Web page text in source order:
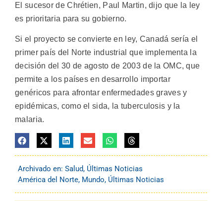
El sucesor de Chrétien, Paul Martin, dijo que la ley
es prioritaria para su gobierno.
Si el proyecto se convierte en ley, Canadá sería el
primer país del Norte industrial que implementa la
decisión del 30 de agosto de 2003 de la OMC, que
permite a los países en desarrollo importar
genéricos para afrontar enfermedades graves y
epidémicas, como el sida, la tuberculosis y la
malaria.
Archivado en: Salud, Últimas Noticias
América del Norte, Mundo, Últimas Noticias